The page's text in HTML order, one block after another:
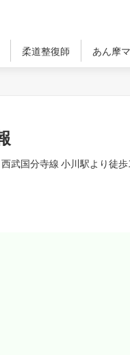
柔道整復師 あん摩
武国分寺線 小川駅より徒歩